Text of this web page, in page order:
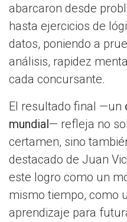
abarcaron desde
hasta ejercicios de
datos, poniendo a
análisis, rapidez
cada concursante.
El resultado final —un
mundial— refleja no
certamen, sino
destacado de Juan
este logro como un
mismo tiempo, como
aprendizaje para